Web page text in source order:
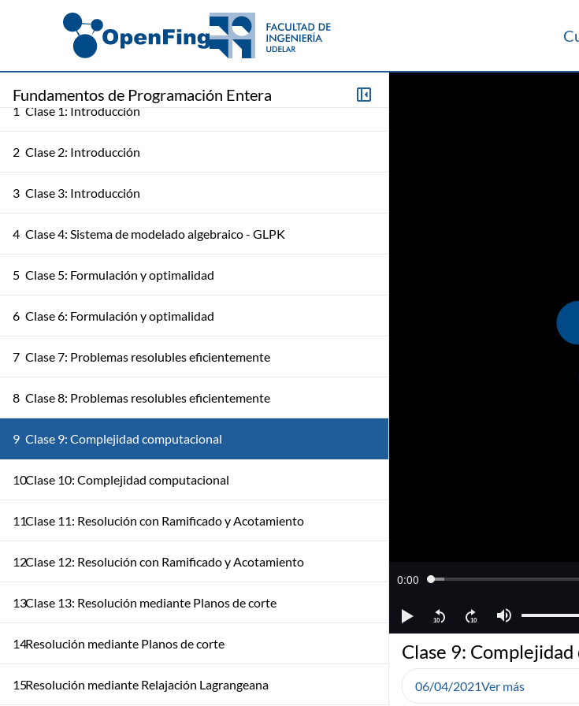
Fundamentos de Programación Entera
1 Clase 1: Introducción
2 Clase 2: Introducción
3 Clase 3: Introducción
4 Clase 4: Sistema de modelado algebraico - GLPK
5 Clase 5: Formulación y optimalidad
6 Clase 6: Formulación y optimalidad
7 Clase 7: Problemas resolubles eficientemente
8 Clase 8: Problemas resolubles eficientemente
9 Clase 9: Complejidad computacional
10Clase 10: Complejidad computacional
11Clase 11: Resolución con Ramificado y Acotamiento
12Clase 12: Resolución con Ramificado y Acotamiento
13Clase 13: Resolución mediante Planos de corte
14Resolución mediante Planos de corte
15Resolución mediante Relajación Lagrangeana
Clase 9:
06/04/2021Ver más